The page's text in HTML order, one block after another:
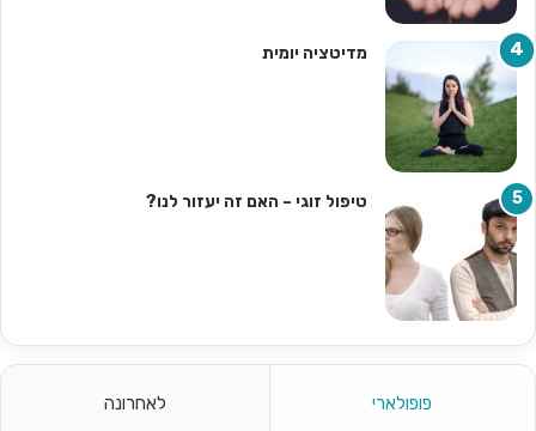
מדיטציה יומית
טיפול זוגי – האם זה יעזור לנו?
פופולארי לאחרונה